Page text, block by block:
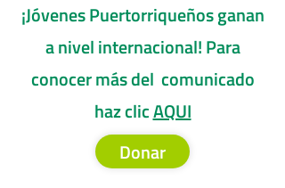
¡Jóvenes Puertorriqueñosganan
a nivel internacional! Para
conocer más del comunicado
hazclicAQUI
Donar